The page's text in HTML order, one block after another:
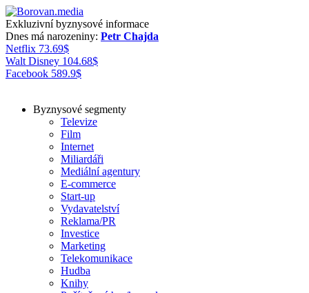
Exkluzivní byznysové informace
Dnes má narozeniny: Petr Chajda
Netflix 73.69$
Walt Disney 104.68$
Facebook 589.9$
Byznysové segmenty
Televize
Film
Internet
Miliardáři
Mediální agentury
E-commerce
Start-up
Vydavatelství
Reklama/PR
Investice
Marketing
Telekomunikace
Hudba
Knihy